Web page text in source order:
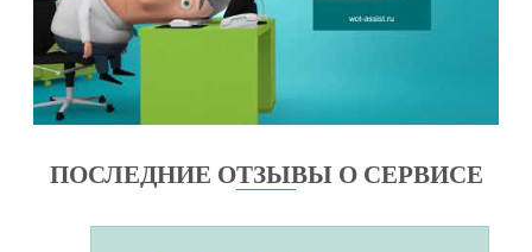
ПОСЛЕДНИЕ ОТЗЫВЫ О СЕРВИСЕ